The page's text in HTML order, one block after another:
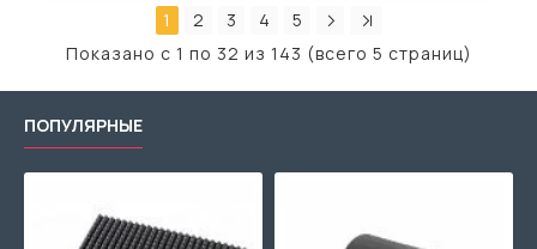
1 2 3 4
5
Показано с 1 по 32 из 143 (всего 5 страниц)
ПОПУЛЯРНЫЕ